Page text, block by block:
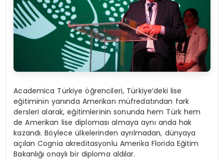
Academica Türkiye öğrencileri, Türkiye’deki lise
eğitiminin yanında Amerikan müfredatından fark
dersleri alarak, eğitimlerinin sonunda hem Türk hem
de Amerikan lise diploması almaya aynı anda hak
kazandı. Böylece ülkelerinden ayrılmadan, dünyaya
açılan Cognia akreditasyonlu Amerika Florida Eğitim
Bakanlığı onaylı bir diploma aldılar.